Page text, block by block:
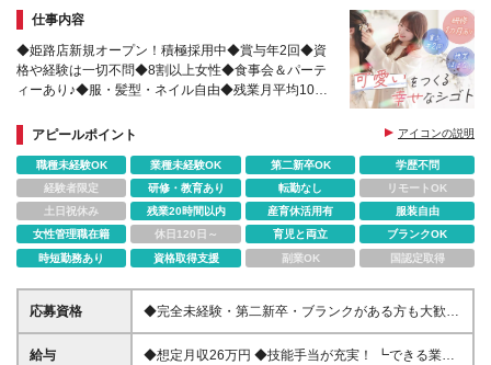
仕事内容
◆姫路店新規オープン！積極採用中◆賞与年2回◆資
格や経験は一切不問◆8割以上女性◆食事会＆パーテ
ィーあり♪◆服・髪型・ネイル自由◆残業月平均10h
休取得OK
アピールポイント アイコンの説明
職種未経験OK 業種未経験OK 第二新卒OK
学歴不問
経験者限定
研修・教育あり 転勤なし
リモートOK
土日祝休み
残業20時間以内 産育休活用有
服装自由
女性管理職在籍
休日120日～ 育児と両立
ブランクOK
時短勤務あり
資格取得支援 副業OK 国認定取得
応募資格
◆完全未経験・第二新卒・ブランクがある方も大歓
迎！◆20代～30代活躍中◆子どもが好きな方が活躍
中！ ◇未経験OK ◇学歴不問 ＼＼3つ以上当てはまっ
給与
◆想定月収26万円 ◆技能手当が充実！ ┗できる業務